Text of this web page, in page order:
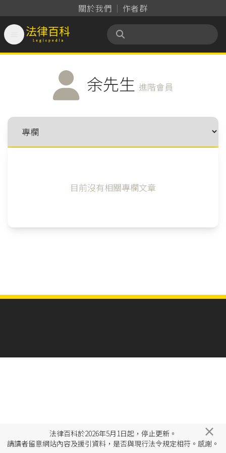
關於我們 作者群
法律百科 Legispedia
余先生 進階會員
目前沒有相關專欄文章
法律百科於2026年5月1日起，停止更新。
請讀者留意網站內容及援引資料，是否與現行法令規定相符。感謝。
×